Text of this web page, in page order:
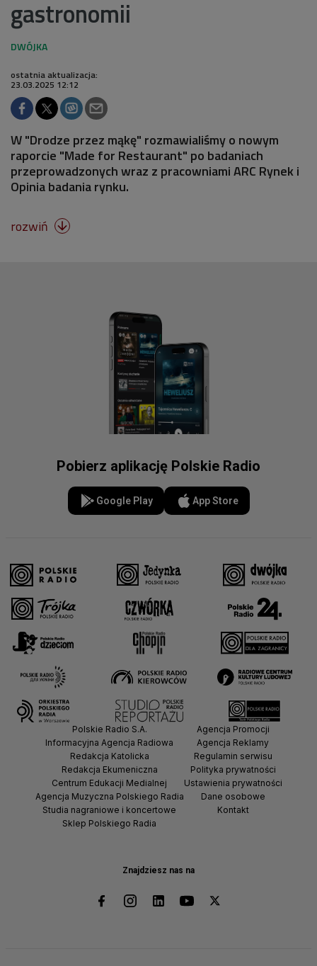
gastronomii
ostatnia aktualizacja:
23.03.2025 12:12
W "Drodze przez mąkę" rozmawialiśmy o nowym
raporcie "Made for Restaurant" po badaniach
przeprowadzonych wraz z pracowniami ARC Rynek i
Opinia badania rynku.
rozwiń 
Pobierz aplikację Polskie Radio
Google Play App Store
Znajdziesz nas na
Polskie Radio S.A.
Informacyjna Agencja Radiowa
Redakcja Katolicka
Redakcja Ekumeniczna
Centrum Edukacji Medialnej
Agencja Muzyczna Polskiego Radia
Studia nagraniowe i koncertowe
Sklep Polskiego Radia
Agencja Promocji
Agencja Reklamy
Regulamin serwisu
Polityka prywatności
Ustawienia prywatności
Dane osobowe
Kontakt